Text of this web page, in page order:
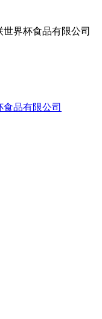
界杯食品有限公司